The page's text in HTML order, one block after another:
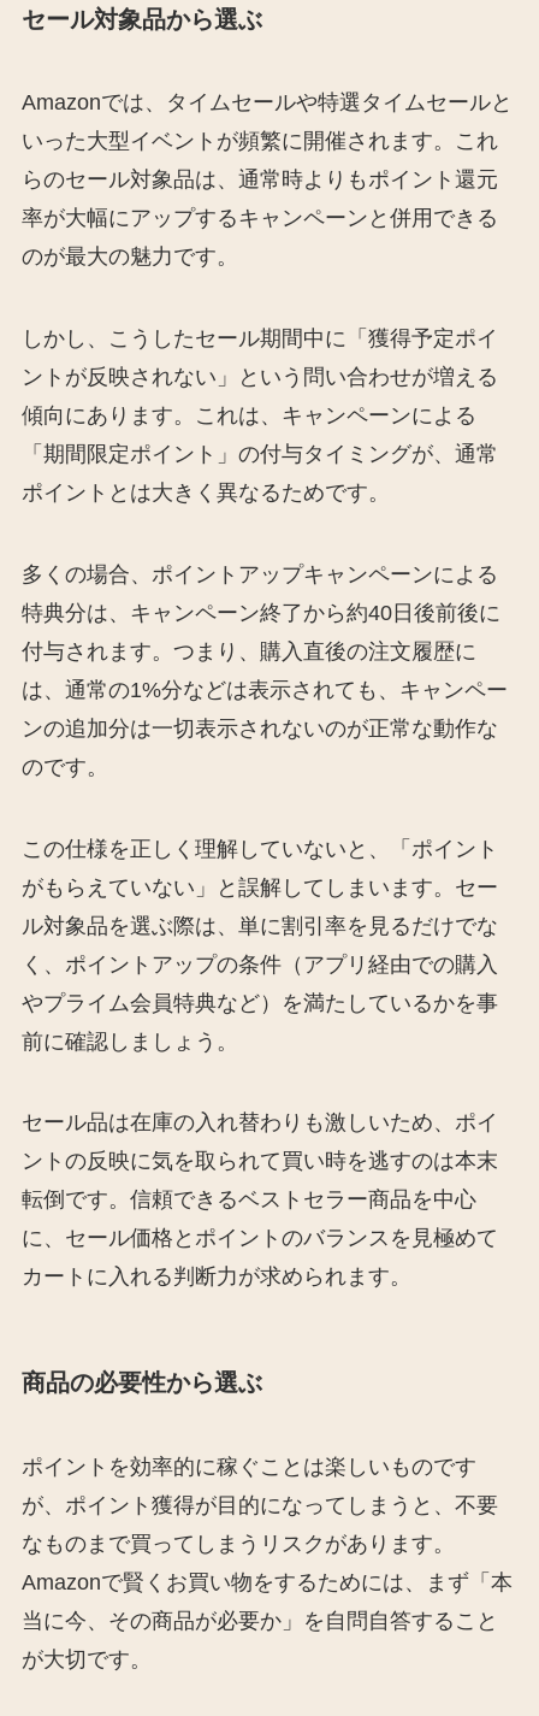
セール対象品から選ぶ
Amazonでは、タイムセールや特選タイムセールと
いった大型イベントが頻繁に開催されます。これ
らのセール対象品は、通常時よりもポイント還元
率が大幅にアップするキャンペーンと併用できる
のが最大の魅力です。
しかし、こうしたセール期間中に「獲得予定ポイ
ントが反映されない」という問い合わせが増える
傾向にあります。これは、キャンペーンによる
「期間限定ポイント」の付与タイミングが、通常
ポイントとは大きく異なるためです。
多くの場合、ポイントアップキャンペーンによる
特典分は、キャンペーン終了から約40日後前後に
付与されます。つまり、購入直後の注文履歴に
は、通常の1%分などは表示されても、キャンペー
ンの追加分は一切表示されないのが正常な動作な
のです。
この仕様を正しく理解していないと、「ポイント
がもらえていない」と誤解してしまいます。セー
ル対象品を選ぶ際は、単に割引率を見るだけでな
く、ポイントアップの条件（アプリ経由での購入
やプライム会員特典など）を満たしているかを事
前に確認しましょう。
セール品は在庫の入れ替わりも激しいため、ポイ
ントの反映に気を取られて買い時を逃すのは本末
転倒です。信頼できるベストセラー商品を中心
に、セール価格とポイントのバランスを見極めて
カートに入れる判断力が求められます。
商品の必要性から選ぶ
ポイントを効率的に稼ぐことは楽しいものです
が、ポイント獲得が目的になってしまうと、不要
なものまで買ってしまうリスクがあります。
Amazonで賢くお買い物をするためには、まず「本
当に今、その商品が必要か」を自問自答すること
が大切です。